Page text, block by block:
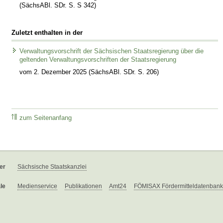
(SächsABl. SDr. S. S 342)
Zuletzt enthalten in der
Verwaltungsvorschrift der Sächsischen Staatsregierung über die
geltenden Verwaltungsvorschriften der Staatsregierung
vom 2. Dezember 2025 (SächsABl. SDr. S. 206)
zum Seitenanfang
Sächsische Staatskanzlei
Medienservice Publikationen Amt24 FÖMISAX Fördermitteldatenbank